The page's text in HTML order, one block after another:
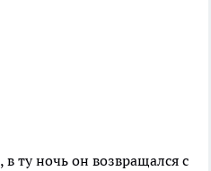
ту ночь он возвращался с